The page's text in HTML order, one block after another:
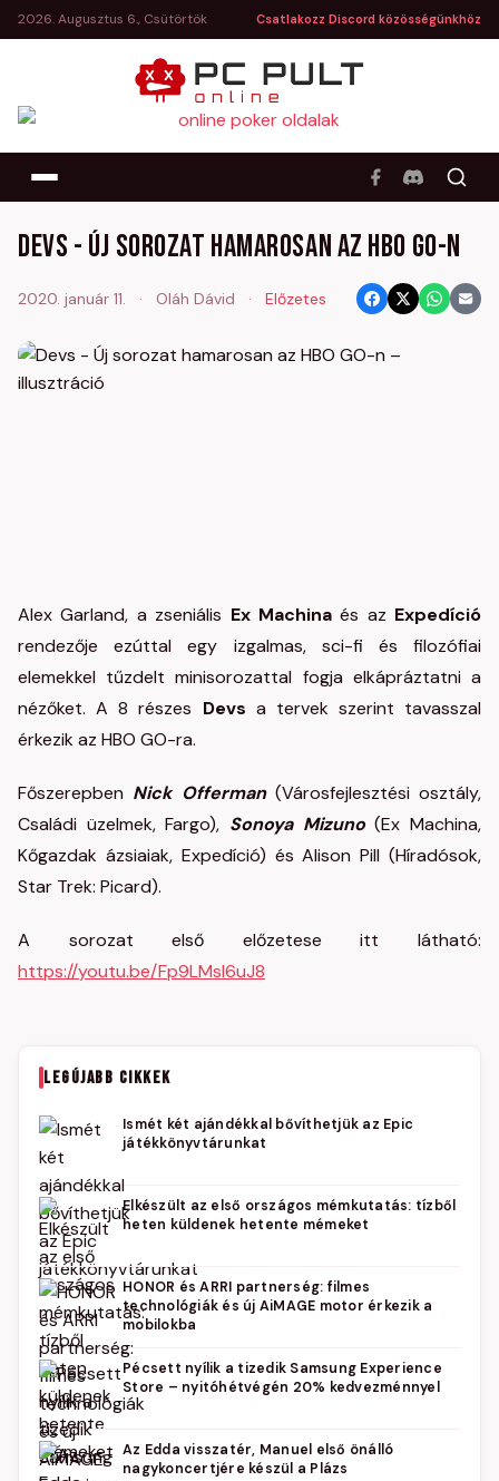
2026. Augusztus 6., Csütörtök Csatlakozz Discord közösségünkhöz
Devs - Új sorozat hamarosan az HBO GO-n
2020. január 11. · Oláh Dávid · Előzetes
Alex Garland, a zseniális Ex Machinaés az Expedíció
rendezője ezúttal egy izgalmas, sci-fi és filozófiai
elemekkel tűzdelt minisorozattal fogja elkápráztatni a
nézőket. A 8 részes Devs a tervek szerint tavasszal
érkezik az HBO GO-ra.
Főszerepben Nick Offerman(Városfejlesztési osztály,
Családi üzelmek, Fargo), Sonoya Mizuno(Ex Machina,
Kőgazdak ázsiaiak, Expedíció) és Alison Pill (Híradósok,
Star Trek: Picard).
A sorozat első előzetese itt látható:
https://youtu.be/Fp9LMsI6uJ8
LEGÚJABB CIKKEK
Ismét két ajándékkal bővíthetjük az Epic
játékkönyvtárunkat
Elkészült az első országos mémkutatás: tízből
heten küldenek hetente mémeket
HONOR és ARRI partnerség: filmes
technológiák és új AiMAGE motor érkezik a
mobilokba
Pécsett nyílik a tizedik Samsung Experience
Store – nyitóhétvégén 20% kedvezménnyel
Az Edda visszatér, Manuel első önálló
nagykoncertjére készül a Plázs